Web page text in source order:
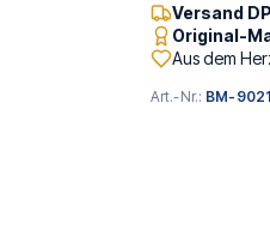
Versand
Original-
Aus dem
Art.-Nr.: BM-9021